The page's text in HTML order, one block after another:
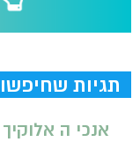
תגיות
אנכי ה אלוקיך